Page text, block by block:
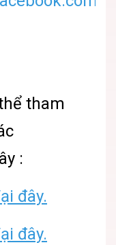
tham
:
đây.
đây.